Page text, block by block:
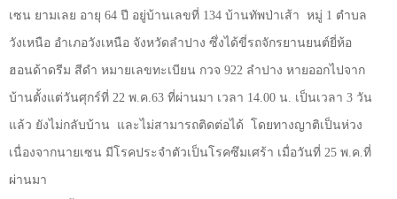
เซน ยามเลย อายุ 64 ปี อยู่บ้านเลขที่ 134 บ้านทัพป่าเส้า หมู่ 1 ตำบล
วังเหนือ อำเภอวังเหนือ จังหวัดลำปาง ซึ่งได้ขี่รถจักรยานยนต์ยี่ห้อ
ฮอนด้าดรีม สีดำ หมายเลขทะเบียน กวจ 922 ลำปาง หายออกไปจาก
บ้านตั้งแต่วันศุกร์ที่ 22 พ.ค. 63 ที่ผ่านมา เวลา 14.00 น. เป็นเวลา 3 วัน
แล้ว ยังไม่กลับบ้าน และไม่สามารถติดต่อได้ โดยทางญาติเป็นห่วง
เนื่องจากนายเซน มีโรคประจำตัวเป็นโรคซึมเศร้า เมื่อวันที่ 25 พ.ค.ที่
ผ่านมา